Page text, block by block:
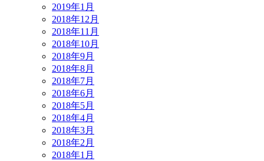
2019年1月
2018年12月
2018年11月
2018年10月
2018年9月
2018年8月
2018年7月
2018年6月
2018年5月
2018年4月
2018年3月
2018年2月
2018年1月